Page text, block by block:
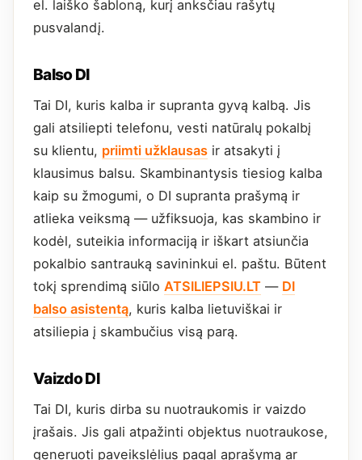
el. laiško šabloną, kurį anksčiau rašytų
pusvalandį.
Balso DI
Tai DI, kuris kalba ir supranta gyvą kalbą. Jis
gali atsiliepti telefonu, vesti natūralų pokalbį
su klientu, priimti užklausas ir atsakyti į
klausimus balsu. Skambinantysis tiesiog kalba
kaip su žmogumi, o DI supranta prašymą ir
atlieka veiksmą — užfiksuoja, kas skambino ir
kodėl, suteikia informaciją ir iškart atsiunčia
pokalbio santrauką savininkui el. paštu. Būtent
tokį sprendimą siūlo ATSILIEPSIU.LT — DI
balso asistentą, kuris kalba lietuviškai ir
atsiliepia į skambučius visą parą.
Vaizdo DI
Tai DI, kuris dirba su nuotraukomis ir vaizdo
įrašais. Jis gali atpažinti objektus nuotraukose,
generuoti paveikslėlius pagal aprašymą ar